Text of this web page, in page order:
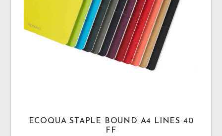
ECOQUA STAPLE BOUND A4 LINES 40
FF